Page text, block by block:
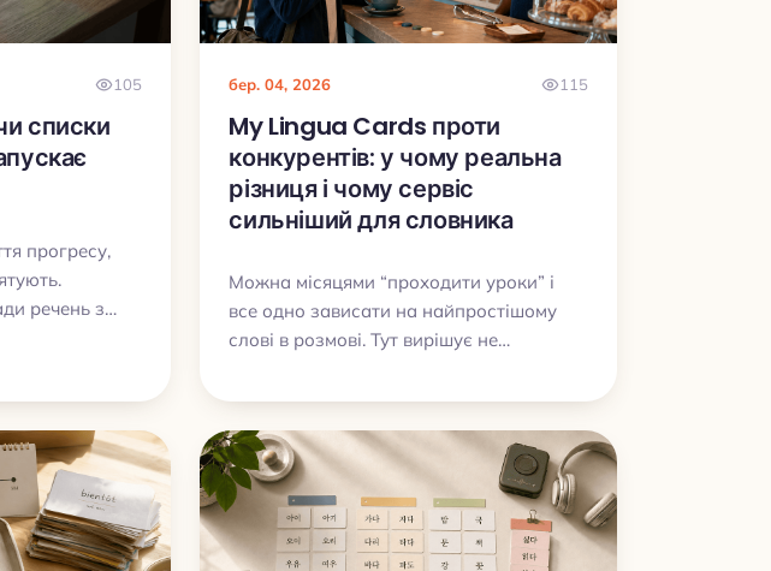
105
списки
прогресу,
речень з
бер. 04, 2026 115
My Lingua Cards проти
конкурентів: у чому реальна
різниця і чому сервіс
сильніший для словника
Можна місяцями “проходити уроки” і
все одно зависати на найпростішому
слові в розмові. Тут вирішує не
застосунку: курс чи тренажер словника.
Розбираємо, де My Lingua Cards виграє,
коли тобі потрібні слова, які реально
починають звучати в твоїй мові.